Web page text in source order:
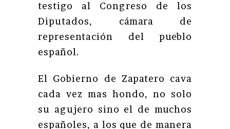
testigo al Congreso de los
Diputados, cámara de
representación del pueblo
español.
El Gobierno de Zapatero cava
cada vez mas hondo, no solo
su agujero sino el de muchos
españoles, a los que de manera